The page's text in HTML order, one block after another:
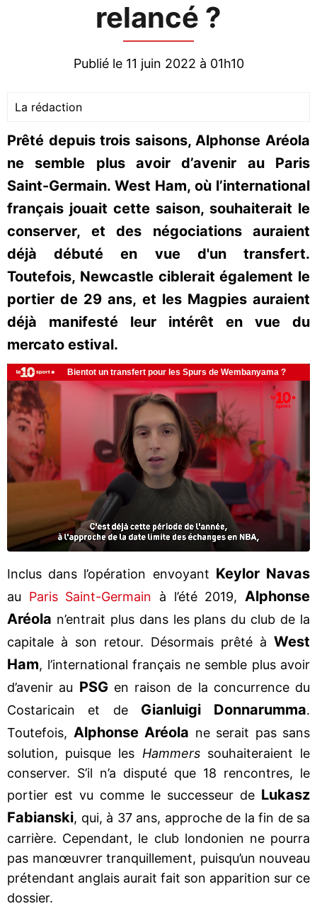
relancé ?
Publié le 11 juin 2022 à 01h10
La rédaction
Prêté depuis trois saisons, Alphonse Aréola
ne semble plus avoir d’avenir au Paris
Saint-Germain. West Ham, où l’international
français jouait cette saison, souhaiterait le
conserver, et des négociations auraient
déjà débuté en vue d'un transfert.
Toutefois, Newcastle ciblerait également le
portier de 29 ans, et les Magpies auraient
déjà manifesté leur intérêt en vue du
mercato estival.
Inclus dans l’opération envoyant Keylor Navas
au Paris Saint-Germain à l’été 2019, Alphonse
Aréola n’entrait plus dans les plans du club de la
capitale à son retour. Désormais prêté à West
Ham, l’international français ne semble plus avoir
d’avenir au PSGen raison de la concurrence du
Costaricain et de Gianluigi Donnarumma.
Toutefois, Alphonse Aréola ne serait pas sans
solution, puisque les Hammerssouhaiteraient le
conserver. S’il n’a disputé que 18 rencontres, le
portier est vu comme le successeur de Lukasz
Fabianski, qui, à 37 ans, approche de la fin de sa
carrière. Cependant, le club londonien ne pourra
pas manœuvrer tranquillement, puisqu’un nouveau
prétendant anglais aurait fait son apparition sur ce
dossier.